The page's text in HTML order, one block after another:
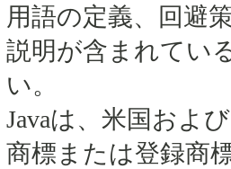
用語の定義、回避
説明が含まれてい
い。
Javaは、米国およ
商標または登録商